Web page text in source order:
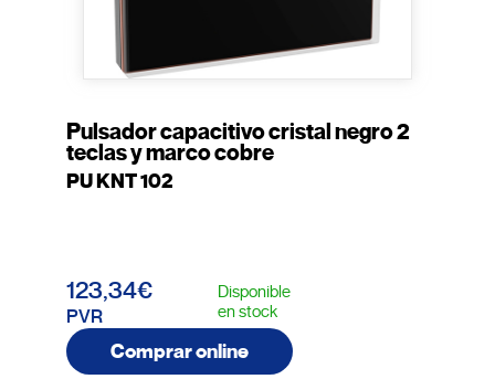
Pulsador capacitivo cristal negro 2
teclas y marco cobre
PU KNT 102
123,34€
PVR
Disponible
en stock
Comprar online